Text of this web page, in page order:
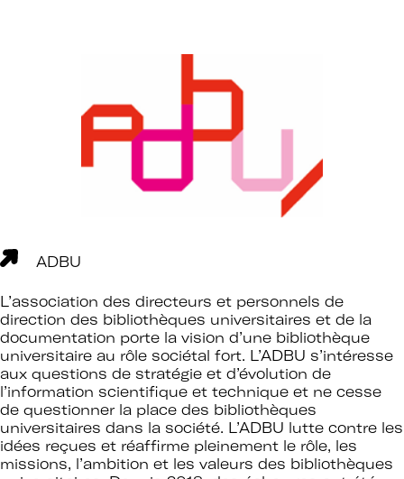
ADBU
L’association des directeurs et personnels de
direction des bibliothèques universitaires et de la
documentation porte la vision d’une bibliothèque
universitaire au rôle sociétal fort. L’ADBU s’intéresse
aux questions de stratégie et d’évolution de
l’information scientifique et technique et ne cesse
de questionner la place des bibliothèques
universitaires dans la société. L’ADBU lutte contre les
idées reçues et réaffirme pleinement le rôle, les
missions, l’ambition et les valeurs des bibliothèques